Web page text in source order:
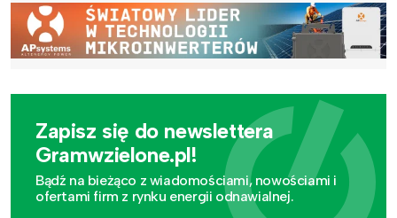
Zapisz się do newslettera
Gramwzielone.pl!
Bądź na bieżąco z wiadomościami, nowościami i
ofertami firm z rynku energii odnawialnej.